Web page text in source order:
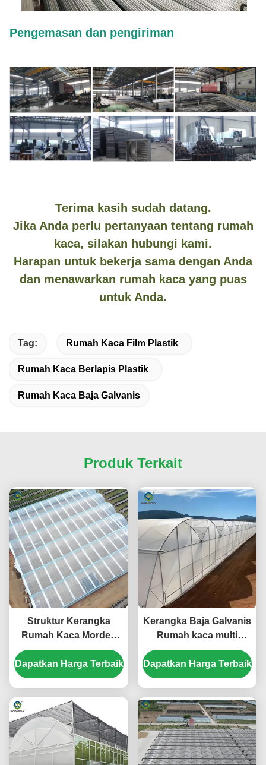
Pengemasan dan pengiriman
Terima kasih sudah datang.
Jika Anda perlu pertanyaan tentang rumah
kaca, silakan hubungi kami.
Harapan untuk bekerja sama dengan Anda
dan menawarkan rumah kaca yang puas
untuk Anda.
Tag: Rumah Kaca Film Plastik
Rumah Kaca Berlapis Plastik
Rumah Kaca Baja Galvanis
Produk Terkait
Struktur Kerangka
Rumah Kaca Morden
Multi-Span Film Plastik
Berkualitas Tinggi
Untuk Pertanian
Dapatkan Harga Terbaik
Kerangka Baja Galvanis
Rumah kaca multi
rentang rumah kaca
Film Penutup Efisiensi
Ruang
Dapatkan Harga Terbaik